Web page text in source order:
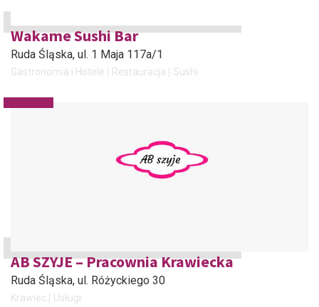
Wakame Sushi Bar
Ruda Śląska, ul. 1 Maja 117a/1
Gastronomia i Hotele Restauracja Sushi
AB SZYJE – Pracownia Krawiecka
Ruda Śląska, ul. Różyckiego 30
Krawiec Usługi